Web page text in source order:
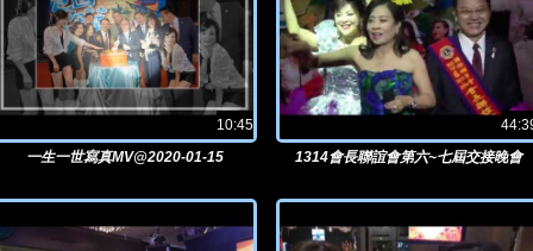
10:45
一生一世寫真MV@2020-01-15
1314會長聯誼會第六~七屆交接晚會